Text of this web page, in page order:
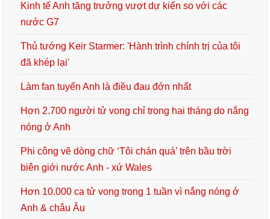
Kinh tế Anh tăng trưởng vượt dự kiến so với các
nước G7
Thủ tướng Keir Starmer: 'Hành trình chính trị của tôi
đã khép lại'
Làm fan tuyển Anh là điều đau đớn nhất
Hơn 2.700 người tử vong chỉ trong hai tháng do nắng
nóng ở Anh
Phi công vẽ dòng chữ ‘Tôi chán quá’ trên bầu trời
biên giới nước Anh - xứ Wales
Hơn 10.000 ca tử vong trong 1 tuần vì nắng nóng ở
Anh & châu Âu